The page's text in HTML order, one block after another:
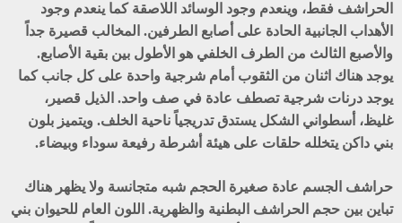
الحراشف فقط، وينعدم وجود الوسائد اللاصقة كما ينعدم وجود
الأهداب الجانبية الحادة على أصابع الطرفين. المخالب قصيرة جداً
والأصبع الثالث من الطرف الخلفي هو الأطول بين بقية الأصابع.
يوجد هناك اثنان من الثقوب أمام شرجية واحدة على كل جانب كما
يوجد درنات شرجية تصطف عادة في صف واحد. الذيل قصير،
غليظ، أسطواني الشكل يستدق تدريجياً ناحية الخلف. ويتميز بلون
بني داكن يتخلله حلقات على هيئة أشرطة رفيعة سوداء وبيضاء.
حراشف الجسم عادة صغيرة الحجم شبه متجانسة ولا يظهر هناك
تباين بين حجم الحراشف البطنية والظهرية. اللون العام للحيوان بني